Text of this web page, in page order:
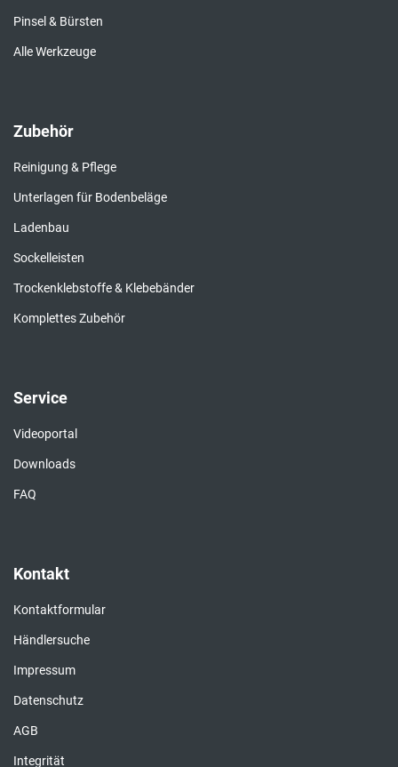
Pinsel & Bürsten
Alle Werkzeuge
Zubehör
Reinigung & Pflege
Unterlagen für Bodenbeläge
Ladenbau
Sockelleisten
Trockenklebstoffe & Klebebänder
Komplettes Zubehör
Service
Videoportal
Downloads
FAQ
Kontakt
Kontaktformular
Händlersuche
Impressum
Datenschutz
AGB
Integrität